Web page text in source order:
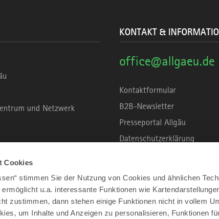
Cookies
stimmen Sie der Nutzung von Cookies und ähnlichen
u.a. interessante Funktionen wie
zustimmen, dann stehen einige Funktionen nicht in vollem
um Inhalte und Anzeigen zu personalisieren, Funktionen
und Netzwerk
KONTAKT &
office@allgaeu.de
Kontaktformular
B2B-Newsletter
Presseportal Allgäu
Datenschutzerklärung
Unsere Haltung zu
Impressum